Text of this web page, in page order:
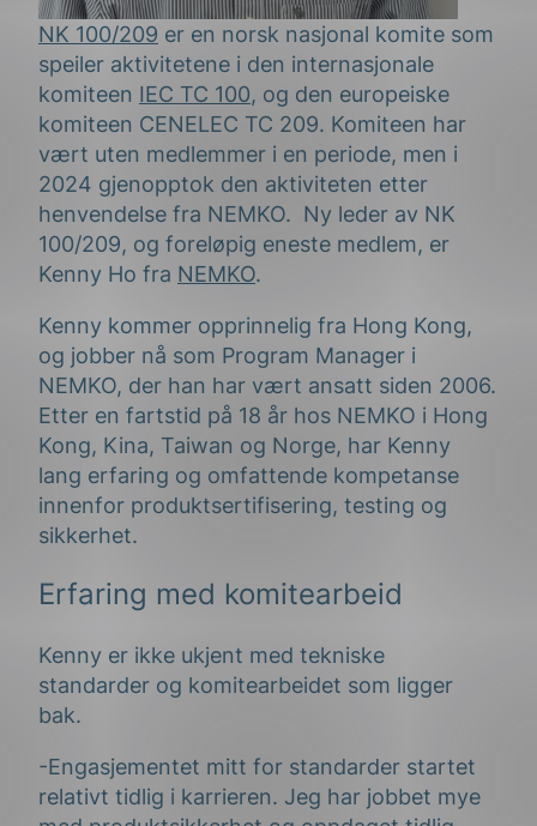
NK 100/209 er en norsk nasjonal komite som
speiler aktivitetene i den internasjonale
komiteen IEC TC 100, og den europeiske
komiteen CENELEC TC 209. Komiteen har
vært uten medlemmer i en periode, men i
2024 gjenopptok den aktiviteten etter
henvendelse fra NEMKO. Ny leder av NK
100/209, og foreløpig eneste medlem, er
Kenny Ho fra NEMKO.
Kenny kommer opprinnelig fra Hong Kong,
og jobber nå som Program Manager i
NEMKO, der han har vært ansatt siden 2006.
Etter en fartstid på 18 år hos NEMKO i Hong
Kong, Kina, Taiwan og Norge, har Kenny
lang erfaring og omfattende kompetanse
innenfor produktsertifisering, testing og
sikkerhet.
Erfaring med komitearbeid
Kenny er ikke ukjent med tekniske
standarder og komitearbeidet som ligger
bak.
-Engasjementet mitt for standarder startet
relativt tidlig i karrieren. Jeg har jobbet mye